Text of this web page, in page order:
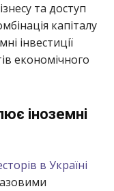
та доступ
капіталу
інвестиції
економічного
іноземні
в Україні